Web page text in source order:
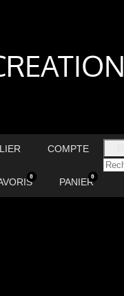
COMPTE
0 0
PANIER